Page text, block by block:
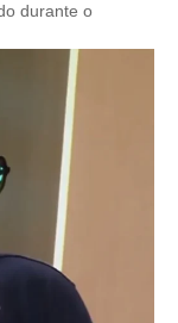
durante o